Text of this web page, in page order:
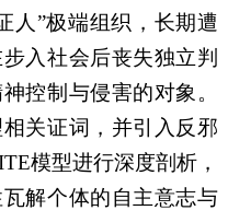
人”极端组织，长期遭
入社会后丧失独立判
控制与侵害的对象。
关证词，并引入反邪
模型进行深度剖析，
解个体的自主意志与